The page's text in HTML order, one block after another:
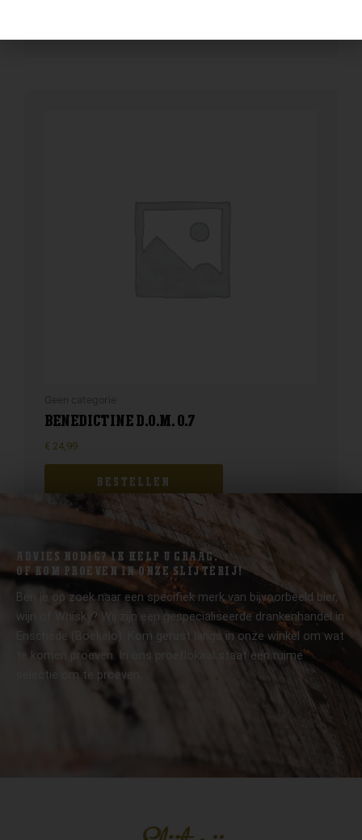
BENEDICTINE D.O.M. 0.7
€ 24,99
BESTELLEN
ADVIES NODIG? IK HELP U GRAAG.
OF KOM PROEVEN IN ONZE SLIJTERIJ!
Ben je op zoek naar een specifiek merk van bijvoorbeeld bier,
wijn of Whisky? Wij zijn een gespecialiseerde drankenhandel in
Enschede (Boekelo). Kom gerust langs in onze winkel om wat
te komen proeven. In ons proeflokaal staat een ruime
selectie om te proeven.